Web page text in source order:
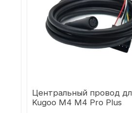
Центральный провод
Kugoo М4 M4 Pro Plus